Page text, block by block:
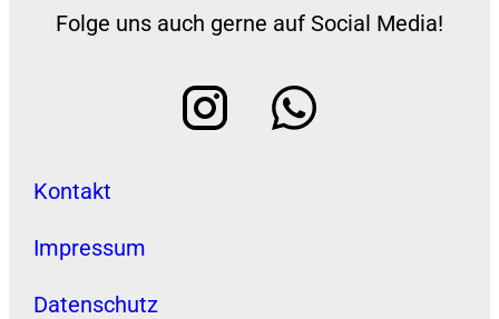
Folge uns auch gerne auf Social Media!
Kontakt
Impressum
Datenschutz